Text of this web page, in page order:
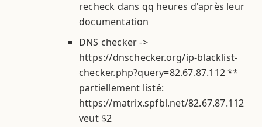
recheck dans qq heures d'après leur
documentation
DNS checker ->
https://dnschecker.org/ip-blacklist-
checker.php?query=82.67.87.112 **
partiellement listé:
https://matrix.spfbl.net/82.67.87.112
veut $2